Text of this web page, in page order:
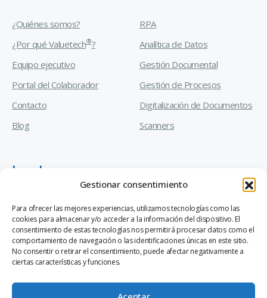
Gestionar consentimiento
Para ofrecer las mejores experiencias, utilizamos tecnologías como las
cookies para almacenar y/o acceder a la información del dispositivo. El
consentimiento de estas tecnologías nos permitirá procesar datos como el
comportamiento de navegación o las identificaciones únicas en este sitio.
No consentir o retirar el consentimiento, puede afectar negativamente a
ciertas características y funciones.
¿Quiénes somos?
¿Por qué Valuetech®?
Equipo ejecutivo
Portal del Colaborador
Contacto
Blog
RPA
Analítica de Datos
Gestión Documental
Gestión de Procesos
Digitalización de Documentos
Scanners
Legal
Manual de Prevención de Delitos
Código de Ética y Conducta Empresarial
Canal de Denuncias Ley 20.393